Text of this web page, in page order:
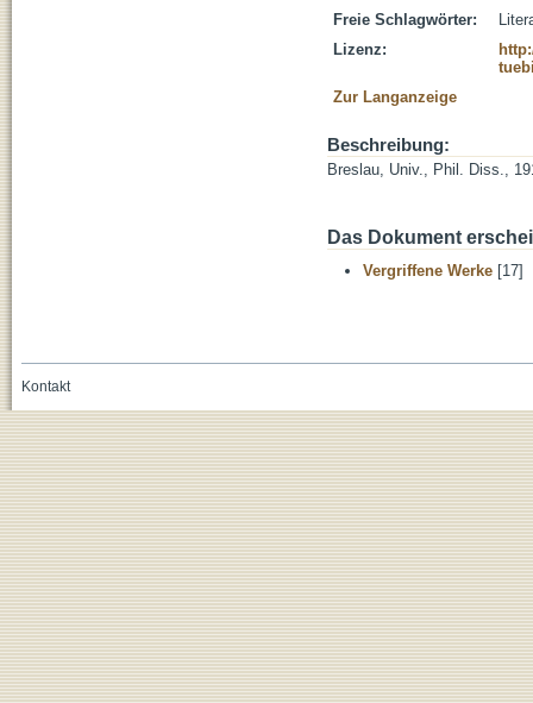
Freie Schlagwörter:
Lizenz:
Zur Langanzeige
Beschreibung:
Breslau, Univ., Phil. Diss.,
Das Dokument
Vergriffene Werke [17]
Kontakt